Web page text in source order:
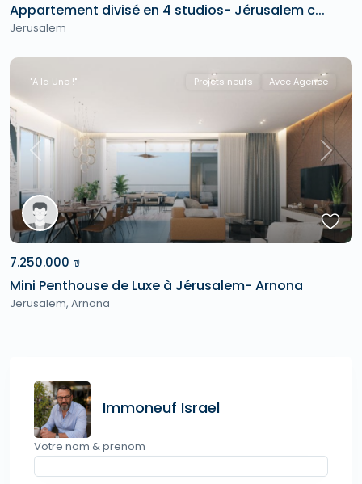
Appartement divisé en 4 studios- Jérusalem c...
Jerusalem
Previous Next
"A la Une !" Projets neufs Avec Agence
7.250.000 ₪
Mini Penthouse de Luxe à Jérusalem- Arnona
Jerusalem, Arnona
Immoneuf Israel
Votre nom & prenom